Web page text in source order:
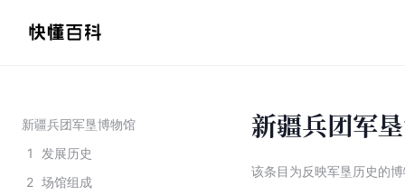
新疆兵团军垦博物馆
1
发展历史
2 场馆组成
新疆兵团军
该条目为反映军垦历史的